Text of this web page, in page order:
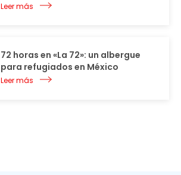
Leer más
72 horas en «La 72»: un albergue
para refugiados en México
Leer más